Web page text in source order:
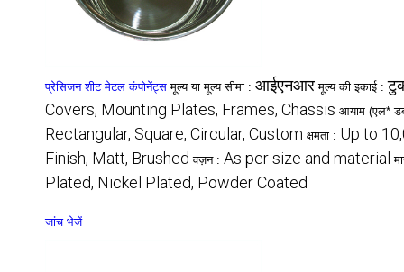
प्रेसिजन शीट मेटल कंपोनेंट्स मूल्य या मूल्य सीमा : आईएनआर मूल्य की इकाई :
Covers, Mounting Plates, Frames, Chassis आयाम (एल*
Rectangular, Square, Circular, Custom क्षमता : Up to
Finish, Matt, Brushed वज़न : As per size and material
Plated, Nickel Plated, Powder Coated
जांच भेजें